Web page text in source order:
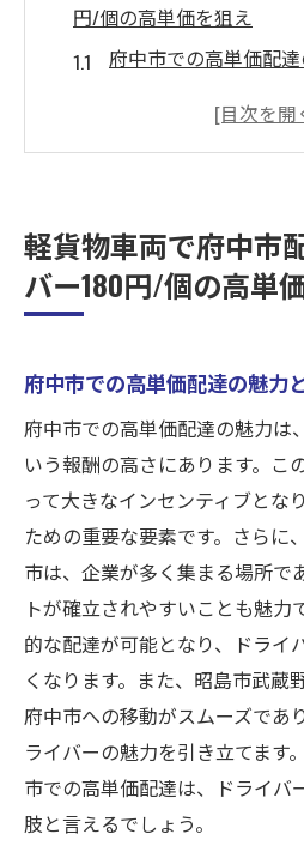
円/個の高単価を狙え
府中市での高単価配
軽貨物車両がもたら
軽貨物ドライバーと
昭島市武蔵野を拠点に高
昭島市拠点の魅力とア
企業配ドライバーと
高単価配達の募集要
武蔵野から始める新
求められるスキルと
昭島市での安定収入
不在少なめの府中市配送
して安定収入を得る
不在が少ない配送で効
安定収入を支える配送
府中市での企業配達
収入の安定を求める方
軽貨物車両で府中市
バー180円/個の高単
府中市での高単価配達の魅力
府中市での高単価配達の魅力は
いう報酬の高さにあります。こ
って大きなインセンティブとな
ための重要な要素です。さらに
市は、企業が多く集まる場所で
トが確立されやすいことも魅力
的な配達が可能となり、ドライ
くなります。また、昭島市武蔵
府中市への移動がスムーズであ
ライバーの魅力を引き立てます
市での高単価配達は、ドライバ
肢と言えるでしょう。